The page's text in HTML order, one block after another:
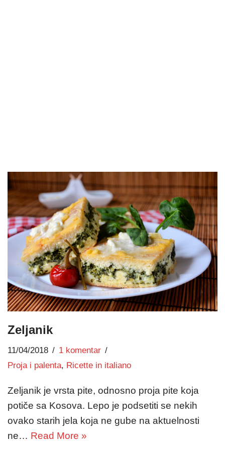
Zeljanik
11/04/2018
1 komentar
Proja i palenta, Ricette in italiano
Zeljanik je vrsta pite, odnosno proja pite koja
potiče sa Kosova. Lepo je podsetiti se nekih
ovako starih jela koja ne gube na aktuelnosti
ne… Read More »